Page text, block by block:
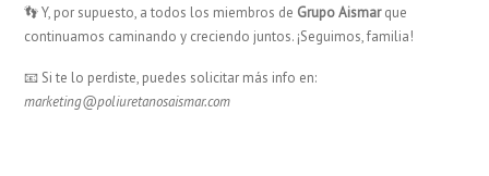
👣 Y, por supuesto, a todos los miembros de Grupo Aismarque
continuamos caminando y creciendo juntos. ¡Seguimos, familia!
📧 Si te lo perdiste, puedes solicitar más info en:
marketing@poliuretanosaismar.com